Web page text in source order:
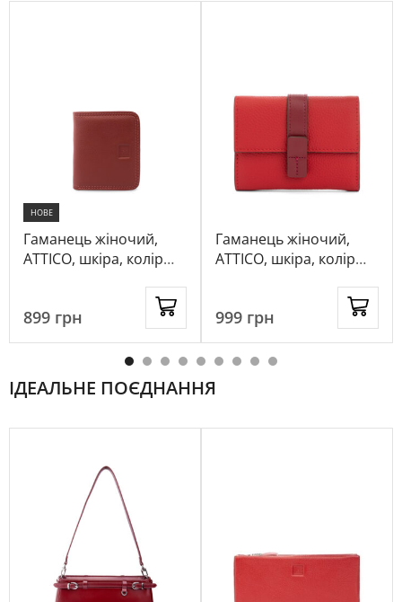
НОВЕ
Гаманець жіночий,
ATTICO, шкіра, колір
899 грн
Гаманець жіночий,
ATTICO, шкіра, колір
999 грн
ІДЕАЛЬНЕ ПОЄДНАННЯ